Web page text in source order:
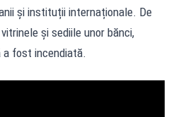
și instituții internaționale. De
și sediile unor bănci,
fost incendiată.